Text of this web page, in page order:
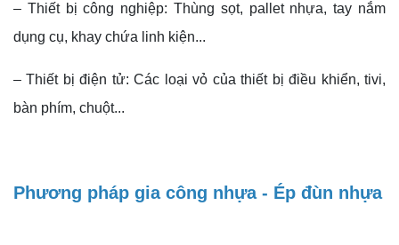
– Thiết bị công nghiệp: Thùng sọt, pallet nhựa, tay nắm
dụng cụ, khay chứa linh kiện...
– Thiết bị điện tử: Các loại vỏ của thiết bị điều khiển, tivi,
bàn phím, chuột...
Phương pháp gia công nhựa - Ép đùn nhựa